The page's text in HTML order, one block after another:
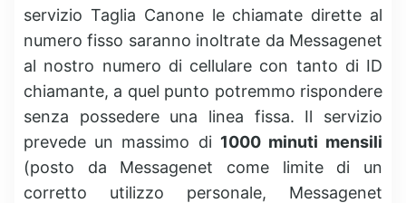
servizio Taglia Canone le chiamate dirette al
numero fisso saranno inoltrate da Messagenet
al nostro numero di cellulare con tanto di ID
chiamante, a quel punto potremmo rispondere
senza possedere una linea fissa. Il servizio
prevede un massimo di 1000 minuti mensili
(posto da Messagenet come limite di un
corretto utilizzo personale, Messagenet